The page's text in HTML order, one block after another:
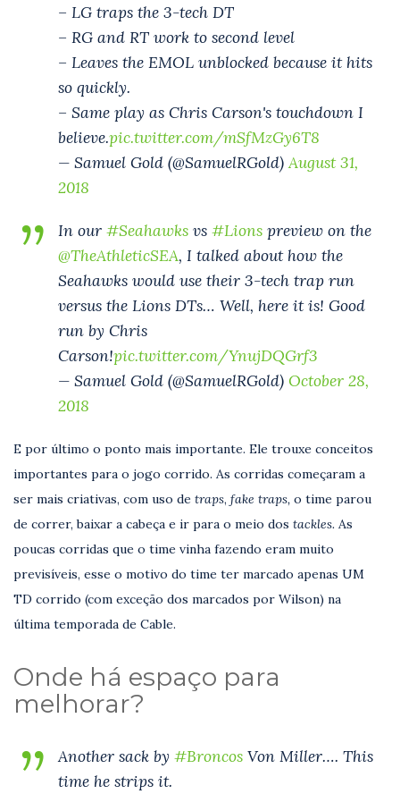
– LG traps the 3-tech DT
– RG and RT work to second level
– Leaves the EMOL unblocked because it hits
so quickly.
– Same play as Chris Carson's touchdown I
believe.pic.twitter.com/mSfMzGy6T8
— Samuel Gold (@SamuelRGold) August 31,
2018
In our #Seahawks vs #Lions preview on the
@TheAthleticSEA, I talked about how the
Seahawks would use their 3-tech trap run
versus the Lions DTs… Well, here it is! Good
run by Chris
Carson!pic.twitter.com/YnujDQGrf3
— Samuel Gold (@SamuelRGold) October 28,
2018
E por último o ponto mais importante. Ele trouxe conceitos
importantes para o jogo corrido. As corridas começaram a
ser mais criativas, com uso de traps, fake traps, o time parou
de correr, baixar a cabeça e ir para o meio dos tackles. As
poucas corridas que o time vinha fazendo eram muito
previsíveis, esse o motivo do time ter marcado apenas UM
TD corrido (com exceção dos marcados por Wilson) na
última temporada de Cable.
Onde há espaço para
melhorar?
Another sack by #Broncos Von Miller…. This
time he strips it.